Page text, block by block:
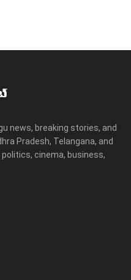
news, breaking stories, and
Pradesh, Telangana, and
cinema, business,